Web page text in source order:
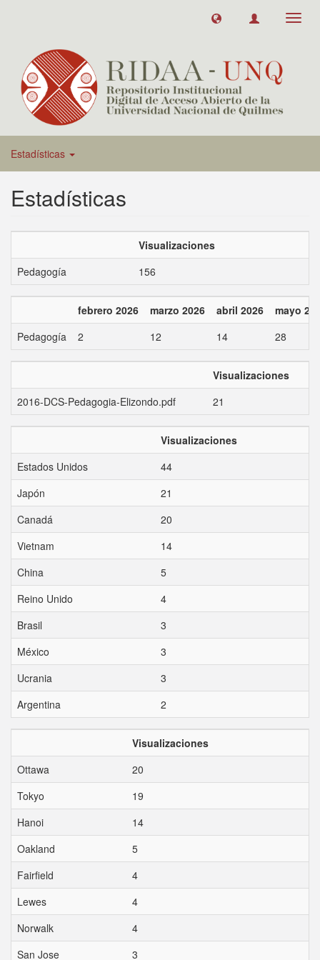
Estadísticas
Estadísticas
Visualizaciones
Pedagogía
156
febrero 2026 marzo 2026 abril 2026
mayo
Pedagogía
2 12 14 28
Visualizaciones
2016-DCS-Pedagogia-Elizondo.pdf
21
Visualizaciones
Estados Unidos
44
Japón
21
Canadá
20
Vietnam
14
China
5
Reino Unido
4
Brasil
3
México
3
Ucrania
3
Argentina
2
Visualizaciones
Ottawa
20
Tokyo
19
Hanoi
14
Oakland
5
Fairfield
4
Lewes
4
Norwalk
4
San Jose
3